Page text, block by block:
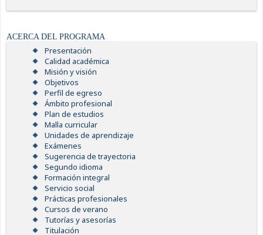
ACERCA DEL PROGRAMA
Presentación
Calidad académica
Misión y visión
Objetivos
Perfil de egreso
Ámbito profesional
Plan de estudios
Malla curricular
Unidades de aprendizaje
Exámenes
Sugerencia de trayectoria
Segundo idioma
Formación integral
Servicio social
Prácticas profesionales
Cursos de verano
Tutorías y asesorías
Titulación